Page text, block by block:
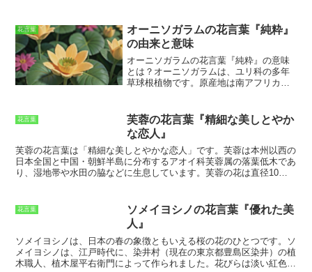
やかな色彩で、世界中のラン愛好家から
人気を集めるラン科の植物です。バンダ
の花は、大きく華やかで、その美しさは
格別です。花色は白、ピンク、赤、紫な
ど、さまざまなものがあり、香りも芳醇
で魅惑的です。バンダは、高温多湿を好
す。謙虚さは、人間関係においても重要
な要素です。謙虚な人は、他者を尊重
し、自分の意見を押し付けません。ま
た、謙虚な人は、他者の意見に耳を傾
け、それを受け入れることができます。
謙虚さは、人間関係を円滑にし、良好な
の一つです。謙虚な人は、他者から尊敬
され、愛されます。アベリアの花言葉の
謙虚を胸に、日々謙虚に生きていきたい
ものです。
って射殺してしまった際に、その血から生まれた花とされています。
デルフィニウムという名前は、ギリシャ語で「イルカ」を意味する
「デルフィス」に由来しています。これは、
がイルカの頭に似ていることに由来しています。デルフィニウムは、
その優雅な花姿から、「高貴」「威厳」「気品」などの花言葉を持っ
ています。また、ギリシャ神話に由来して、「悲しみ」や「永遠の
花言葉
オーニソガラムの花言葉『純粋』
の由来と意味
オーニソガラムの花言葉『純粋』の意味
とは？ オーニソガラムは、ユリ科の多年
草球根植物です。原産地は南アフリカ
があり、花びらは6枚です。花言葉は「純
粋」です。オーニソガラムの花言葉「純
粋」は、花の色が白く汚れがないことに
由来します。白色は、清らかさや純粋さ
を連想させる色です。また、オーニソガ
ラムの花は、花びらが6枚で、花の中央に
から、「純粋」という花言葉が付いたと
もいわれています。オーニソガラムは、
花言葉の通り、純粋で清らかな印象を与
える花です。そのため、花束やアレンジ
メントに人気があります。また、オーニ
ソガラムの花は、花持ちが良く、切り花
花言葉
芙蓉の花言葉『精細な美しとやか
な恋人』
芙蓉の花言葉は「精細な美しとやかな恋人」です。芙蓉は本州以西の
日本全国と中国・朝鮮半島に分布するアオイ科芙蓉属の落葉低木であ
り、湿地帯や水田の脇などに生息しています。芙蓉の花は直径10～
ら古くから愛され、日本では平安時代の貴族の間で花見が盛んに行わ
れました。また、芙蓉の花は薬用効果があるとされており、咳や痰を
止める効果があるとされています。
花言葉
ソメイヨシノの花言葉『優れた美
人』
ソメイヨシノは、日本の春の象徴ともいえる桜の花のひとつです。
ソ
メイヨシノは、江戸時代に、染井村（現在の東京都豊島区染井）の植
木職人、植木屋平右衛門によって作られました。花びらは淡い紅色